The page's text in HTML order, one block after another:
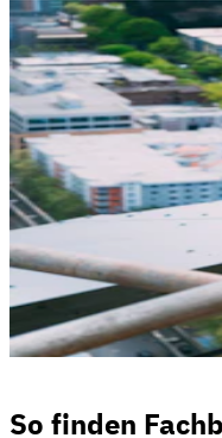
So finden